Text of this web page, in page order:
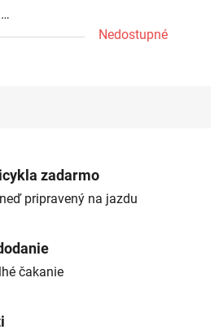
Nedostupné
zadarmo
pripravený na jazdu
čakanie